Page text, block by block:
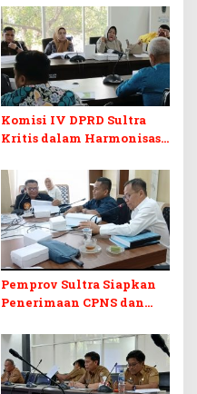
Komisi IV DPRD Sultra
Kritis dalam Harmonisasi
Perubahan APBD 2026
Pemprov Sultra Siapkan
Penerimaan CPNS dan
Desak Formasi Disabilitas